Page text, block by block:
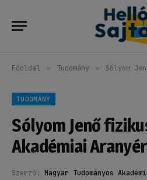
Főoldal » Tudomány » Sólyom Jenő
TUDOMÁNY
Sólyom Jenő
Akadémiai
Szerző: Magyar Tudományos